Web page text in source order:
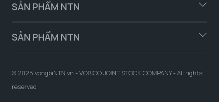
SẢN PHẨM NTN
SẢN PHẨM NTN
© 2025 vongbiNTN.vn - VOBICO JOINT STOCK COMPANY - All rights
reserved